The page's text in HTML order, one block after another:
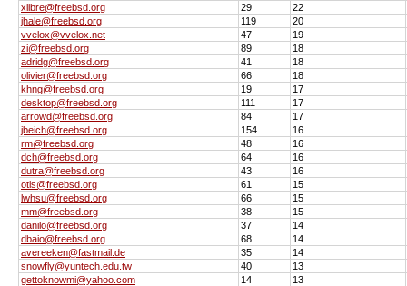
xlibre@freebsd.org
29
22
jhale@freebsd.org
119
20
vvelox@vvelox.net
47
19
zi@freebsd.org
89
18
adridg@freebsd.org
41
18
olivier@freebsd.org
66
18
khng@freebsd.org
19
17
desktop@freebsd.org
111
17
arrowd@freebsd.org
84
17
jbeich@freebsd.org
154
16
rm@freebsd.org
48
16
dch@freebsd.org
64
16
dutra@freebsd.org
43
16
otis@freebsd.org
61
15
lwhsu@freebsd.org
66
15
mm@freebsd.org
38
15
danilo@freebsd.org
37
14
dbaio@freebsd.org
68
14
avereeken@fastmail.de
35
14
snowfly@yuntech.edu.tw
40
13
gettoknowmi@yahoo.com
14
13